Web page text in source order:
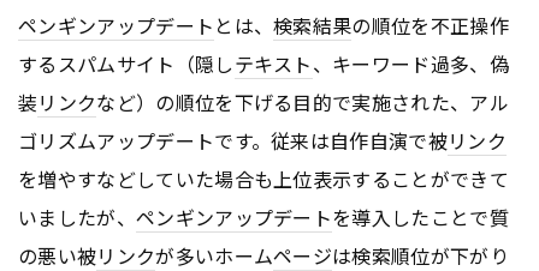
ペンギンアップデート とは、検索結果の順位を不正操作
するスパムサイト（隠しテキスト、キーワード過多、偽
装リンクなど）の順位を下げる目的で実施された、アル
ゴリズムアップデートです。従来は自作自演で被リンク
を増やすなどしていた場合も上位表示することができて
いましたが、 ペンギンアップデートを導入したことで質
の悪い被リンクが多いホームページは検索順位が下がり